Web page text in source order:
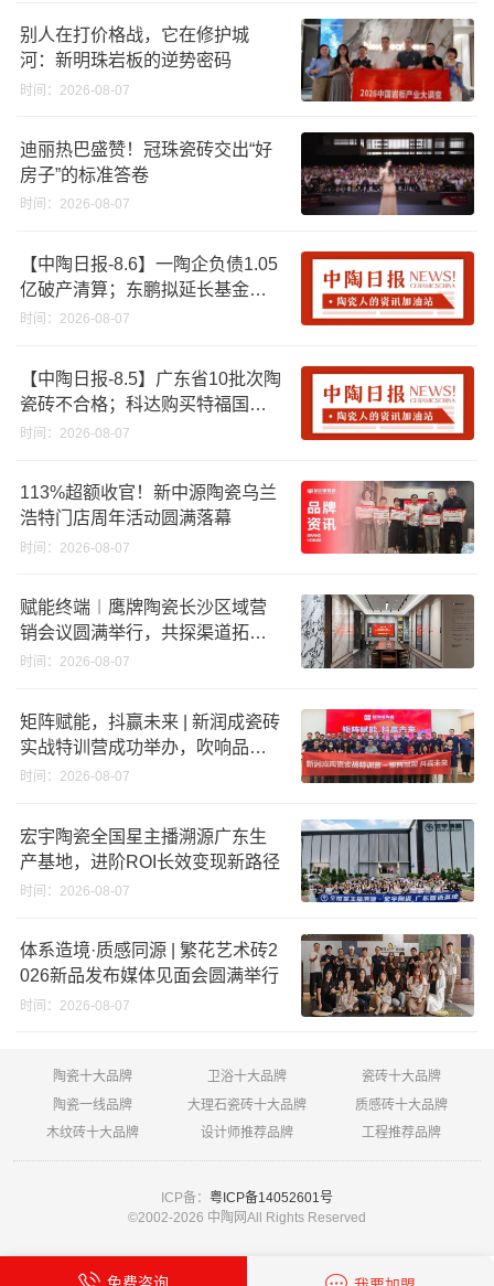
别人在打价格战，它在修护城
河：新明珠岩板的逆势密码
时间：2026-08-07
迪丽热巴盛赞！冠珠瓷砖交出“好
房子”的标准答卷
时间：2026-08-07
【中陶日报-8.6】一陶企负债1.05
亿破产清算；东鹏拟延长基金投
资期限；工信部开展建陶行业能
时间：2026-08-07
【中陶日报-8.5】广东省10批次陶
瓷砖不合格；科达购买特福国际
股份申请未通过；蒙娜丽莎5千万
破18亿元
时间：2026-08-07
113%超额收官！新中源陶瓷乌兰
浩特门店周年活动圆满落幕
时间：2026-08-07
赋能终端︱鹰牌陶瓷长沙区域营
销会议圆满举行，共探渠道拓展
与门店升级新路径
时间：2026-08-07
矩阵赋能，抖赢未来 | 新润成瓷砖
实战特训营成功举办，吹响品牌
秋季营销冲锋号！
时间：2026-08-07
宏宇陶瓷全国星主播溯源广东生
产基地，进阶ROI长效变现新路径
时间：2026-08-07
体系造境·质感同源 | 繁花艺术砖2
026新品发布媒体见面会圆满举行
时间：2026-08-07
陶瓷十大品牌 卫浴十大品牌
瓷砖十大品牌
陶瓷一线品牌
大理石瓷砖十大品牌
质感砖十大品牌
木纹砖十大品牌
设计师推荐品牌 工程推荐品牌
ICP备： 粤ICP备14052601号
©2002-2026 中陶网All Rights Reserved